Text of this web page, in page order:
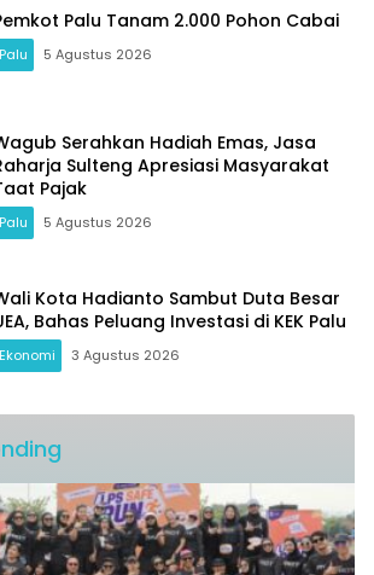
Palu Tanam 2.000 Pohon Cabai
Palu 5 Agustus 2026
Serahkan Hadiah Emas, Jasa
Sulteng Apresiasi Masyarakat
Pajak
Palu 5 Agustus 2026
Kota Hadianto Sambut Duta Besar
Bahas Peluang Investasi di KEK Palu
Ekonomi 3 Agustus 2026